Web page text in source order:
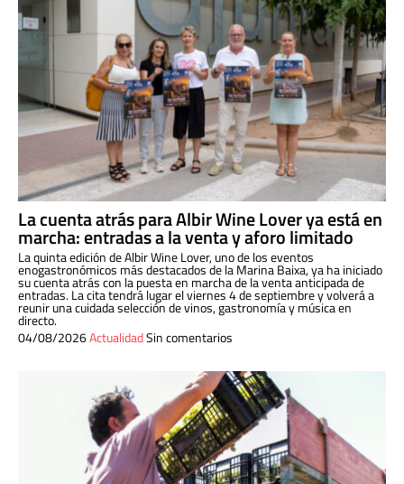
La cuenta atrás para Albir Wine Lover ya está en
marcha: entradas a la venta y aforo limitado
La quinta edición de Albir Wine Lover, uno de los eventos
enogastronómicos más destacados de la Marina Baixa, ya ha iniciado
su cuenta atrás con la puesta en marcha de la venta anticipada de
entradas. La cita tendrá lugar el viernes 4 de septiembre y volverá a
reunir una cuidada selección de vinos, gastronomía y música en
directo.
04/08/2026ActualidadSin comentarios